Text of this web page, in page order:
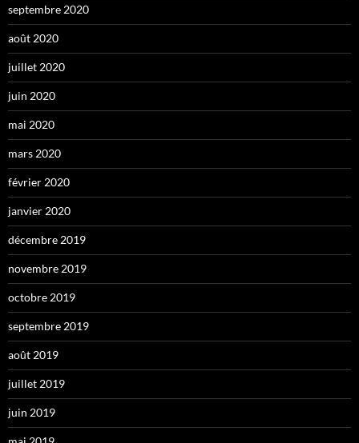
septembre 2020
août 2020
juillet 2020
juin 2020
mai 2020
mars 2020
février 2020
janvier 2020
décembre 2019
novembre 2019
octobre 2019
septembre 2019
août 2019
juillet 2019
juin 2019